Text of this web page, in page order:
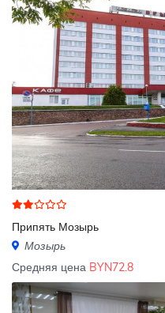
Припять Мозырь
Мозырь
Средняя цена BYN72.8